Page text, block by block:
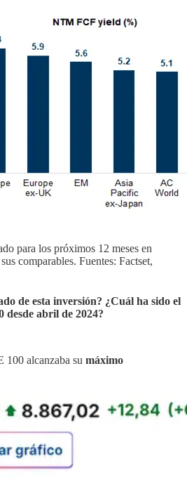
para los próximos 12 meses en
comparables. Fuentes: Factset,
de esta inversión? ¿Cuál ha sido el
desde abril de 2024?
100 alcanzaba su máximo